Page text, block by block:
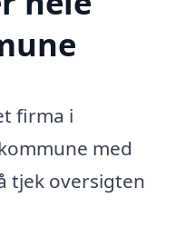
firma i
med
tjek oversigten